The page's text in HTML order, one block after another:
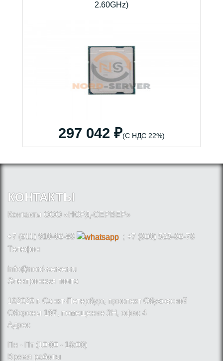
2.60GHz)
297 042 ₽(С НДС 22%)
КОНТАКТЫ
Контакты ООО «НОРД-СЕРВЕР»
+7 (911) 910-66-88
; +7 (800) 555-86-78
Телефон
info@nord-server.ru
Электронная почта
192029 г. Санкт-Петербург, проспект Обуховской
Обороны 197, помещение 3Н, офис 4
Адрес
Пн - Пт (10:00 - 18:00)
Время работы